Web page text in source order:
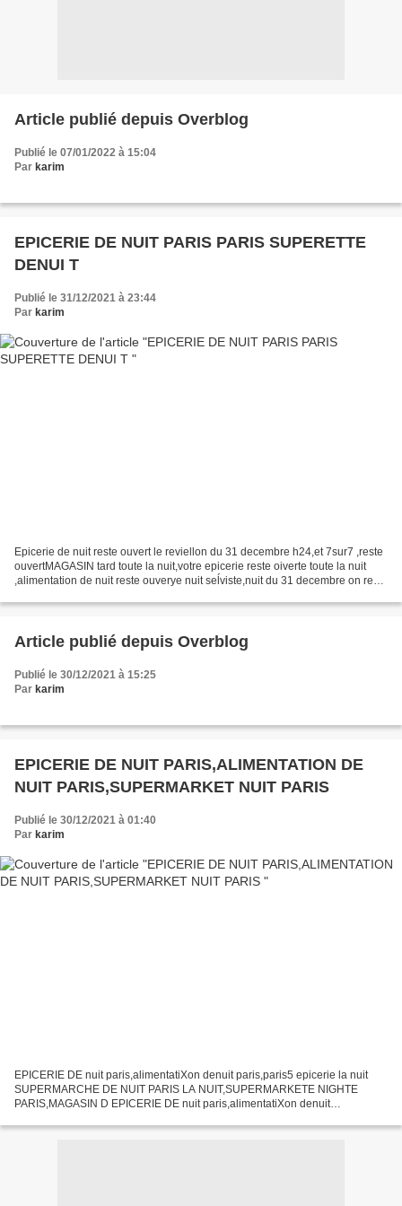
Article publié depuis Overblog
Publié le 07/01/2022 à 15:04
Par karim
EPICERIE DE NUIT PARIS PARIS SUPERETTE
DENUI T
Publié le 31/12/2021 à 23:44
Par karim
Epicerie de nuit reste ouvert le reviellon du 31 decembre h24,et 7sur7 ,reste
ouvertMAGASIN tard toute la nuit,votre epicerie reste oiverte toute la nuit
,alimentation de nuit reste ouverye nuit seĺviste,nuit du 31 decembre on reste
Article publié depuis Overblog
Publié le 30/12/2021 à 15:25
Par karim
EPICERIE DE NUIT PARIS,ALIMENTATION DE
NUIT PARIS,SUPERMARKET NUIT PARIS
Publié le 30/12/2021 à 01:40
Par karim
EPICERIE DE nuit paris,alimentatiXon denuit paris,paris5 epicerie la nuit
SUPERMARCHE DE NUIT PARIS LA NUIT,SUPERMARKETE NIGHTE
PARIS,MAGASIN D EPICERIE DE nuit paris,alimentatiXon denuit
NUIT,SUPERMARKETE...